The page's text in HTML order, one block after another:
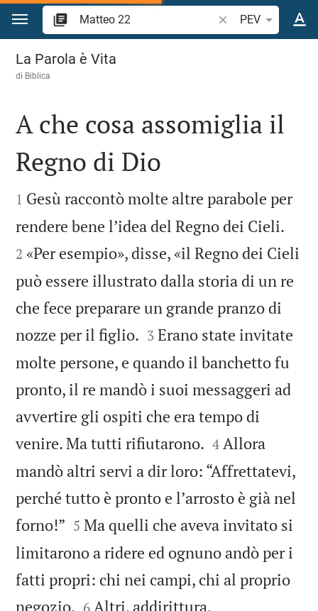
Vai al contenuto
Ricerca verso
PEV
Matteo 22
La Parola è Vita
di Biblica

A che cosa assomiglia il
Regno di Dio

1 Gesù raccontò molte altre parabole per
rendere bene lʼidea del Regno dei Cieli.
2 «Per esempio», disse, «il Regno dei Cieli
può essere illustrato dalla storia di un re
che fece preparare un grande pranzo di
nozze per il figlio. 

3 Erano state invitate
molte persone, e quando il banchetto fu
pronto, il re mandò i suoi messaggeri ad
avvertire gli ospiti che era tempo di
venire. Ma tutti rifiutarono. 

4 Allora
mandò altri servi a dir loro: “Affrettatevi,
perché tutto è pronto e lʼarrosto è già nel
forno!” 

5 Ma quelli che aveva invitato si
limitarono a ridere ed ognuno andò per i
fatti propri: chi nei campi, chi al proprio
negozio. 

6 Altri, addirittura,